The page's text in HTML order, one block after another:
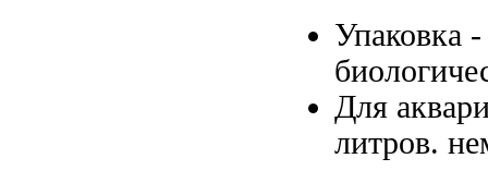
Упаковка
Для
литров.